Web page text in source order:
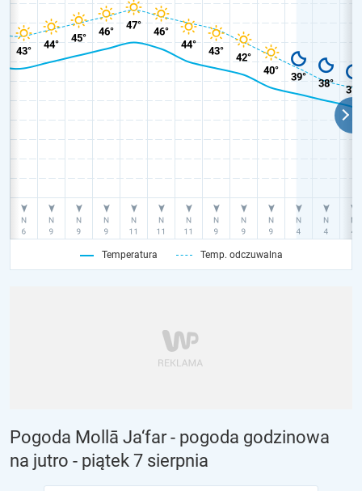
Temperatura Temp. odczuwalna
Pogoda Mollā Ja‘far - pogoda godzinowa
na jutro - piątek 7 sierpnia